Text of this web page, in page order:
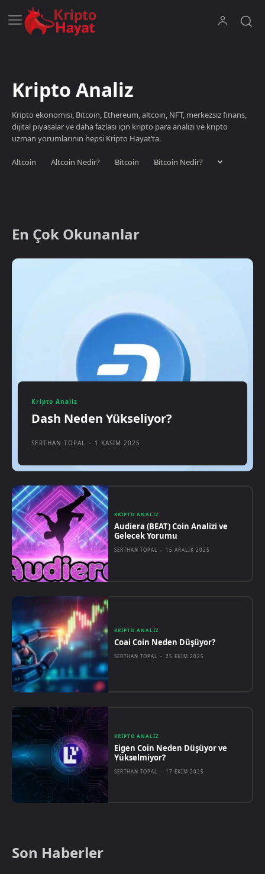
Kripto Analiz
Kripto ekonomisi, Bitcoin, Ethereum, altcoin, NFT, merkezsiz finans,
dijital piyasalar ve daha fazlası için kripto para analizi ve kripto
uzman yorumlarının hepsi Kripto Hayat’ta.
Altcoin Altcoin Nedir? Bitcoin Bitcoin Nedir?
En Çok Okunanlar
KRIPTO ANALIZ
Audiera (BEAT) Coin Analizi ve
Gelecek Yorumu
SERTHAN TOPAL - 15 ARALIK 2025
KRIPTO ANALIZ
Coai Coin Neden Düşüyor?
SERTHAN TOPAL - 25 EKIM 2025
KRIPTO ANALIZ
Eigen Coin Neden Düşüyor ve
Yükselmiyor?
SERTHAN TOPAL - 17 EKIM 2025
Kripto Analiz
Dash Neden Yükseliyor?
SERTHAN TOPAL - 1 KASIM 2025
Son Haberler